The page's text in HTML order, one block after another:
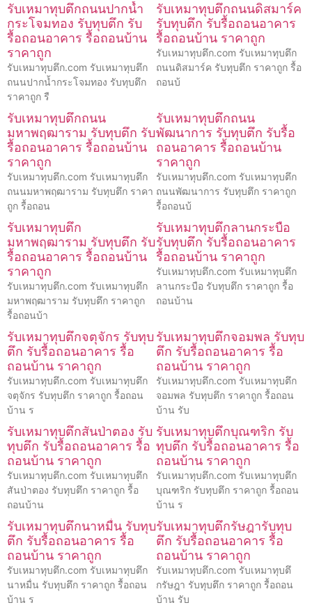
รับเหมาทุบตึกถนนปากน้ำ
กระโจมทอง รับทุบตึก รับ
รื้อถอนอาคาร รื้อถอนบ้าน
ราคาถูก
รับเหมาทุบตึก.com รับเหมาทุบตึก
ถนนปากน้ำกระโจมทอง รับทุบตึก
ราคาถูก รื
รับเหมาทุบตึกถนนดิสมาร์ค
รับทุบตึก รับรื้อถอนอาคาร
รื้อถอนบ้าน ราคาถูก
รับเหมาทุบตึก.com รับเหมาทุบตึก
ถนนดิสมาร์ค รับทุบตึก ราคาถูก รื้อ
ถอนบ้
รับเหมาทุบตึกถนน
มหาพฤฒาราม รับทุบตึก รับ
รื้อถอนอาคาร รื้อถอนบ้าน
ราคาถูก
รับเหมาทุบตึก.com รับเหมาทุบตึก
ถนนมหาพฤฒาราม รับทุบตึก ราคา
ถูก รื้อถอน
รับเหมาทุบตึกถนน
พัฒนาการ รับทุบตึก รับรื้อ
ถอนอาคาร รื้อถอนบ้าน
ราคาถูก
รับเหมาทุบตึก.com รับเหมาทุบตึก
ถนนพัฒนาการ รับทุบตึก ราคาถูก
รื้อถอนบ้
รับเหมาทุบตึก
มหาพฤฒาราม รับทุบตึก รับ
รื้อถอนอาคาร รื้อถอนบ้าน
ราคาถูก
รับเหมาทุบตึก.com รับเหมาทุบตึก
มหาพฤฒาราม รับทุบตึก ราคาถูก
รื้อถอนบ้า
รับเหมาทุบตึกลานกระบือ
รับทุบตึก รับรื้อถอนอาคาร
รื้อถอนบ้าน ราคาถูก
รับเหมาทุบตึก.com รับเหมาทุบตึก
ลานกระบือ รับทุบตึก ราคาถูก รื้อ
ถอนบ้าน
รับเหมาทุบตึกจตุจักร รับทุบ
ตึก รับรื้อถอนอาคาร รื้อ
ถอนบ้าน ราคาถูก
รับเหมาทุบตึก.com รับเหมาทุบตึก
จตุจักร รับทุบตึก ราคาถูก รื้อถอน
บ้าน ร
รับเหมาทุบตึกจอมพล รับทุบ
ตึก รับรื้อถอนอาคาร รื้อ
ถอนบ้าน ราคาถูก
รับเหมาทุบตึก.com รับเหมาทุบตึก
จอมพล รับทุบตึก ราคาถูก รื้อถอน
บ้าน รับ
รับเหมาทุบตึกสันป่าตอง รับ
ทุบตึก รับรื้อถอนอาคาร รื้อ
ถอนบ้าน ราคาถูก
รับเหมาทุบตึก.com รับเหมาทุบตึก
สันป่าตอง รับทุบตึก ราคาถูก รื้อ
ถอนบ้าน
รับเหมาทุบตึกบุณฑริก รับ
ทุบตึก รับรื้อถอนอาคาร รื้อ
ถอนบ้าน ราคาถูก
รับเหมาทุบตึก.com รับเหมาทุบตึก
บุณฑริก รับทุบตึก ราคาถูก รื้อถอน
บ้าน ร
รับเหมาทุบตึกนาหมื่น รับทุบ
ตึก รับรื้อถอนอาคาร รื้อ
ถอนบ้าน ราคาถูก
รับเหมาทุบตึก.com รับเหมาทุบตึก
นาหมื่น รับทุบตึก ราคาถูก รื้อถอน
บ้าน ร
รับเหมาทุบตึกรัษฎารับทุบ
ตึก รับรื้อถอนอาคาร รื้อ
ถอนบ้าน ราคาถูก
รับเหมาทุบตึก.com รับเหมาทุบตึ
กรัษฎา รับทุบตึก ราคาถูก รื้อถอน
บ้าน รับ